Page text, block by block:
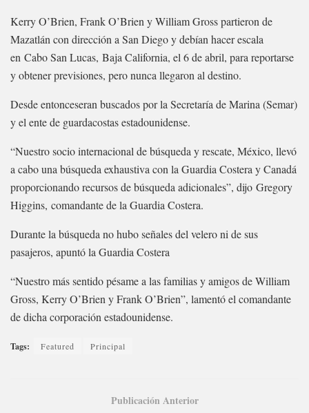
Kerry O’Brien, Frank O’Brien y William Gross partieron de
Mazatlán con dirección a San Diego y debían hacer escala
en Cabo San Lucas, Baja California, el 6 de abril, para reportarse
y obtener previsiones, pero nunca llegaron al destino.
Desde entonceseran buscados por la Secretaría de Marina (Semar)
y el ente de guardacostas estadounidense.
“Nuestro socio internacional de búsqueda y rescate, México, llevó
a cabo una búsqueda exhaustiva con la Guardia Costera y Canadá
proporcionando recursos de búsqueda adicionales”, dijo Gregory
Higgins, comandante de la Guardia Costera.
Durante la búsqueda no hubo señales del velero ni de sus
pasajeros, apuntó la Guardia Costera
“Nuestro más sentido pésame a las familias y amigos de William
Gross, Kerry O’Brien y Frank O’Brien”, lamentó el comandante
de dicha corporación estadounidense.
Tags: Featured Principal
Publicación Anterior